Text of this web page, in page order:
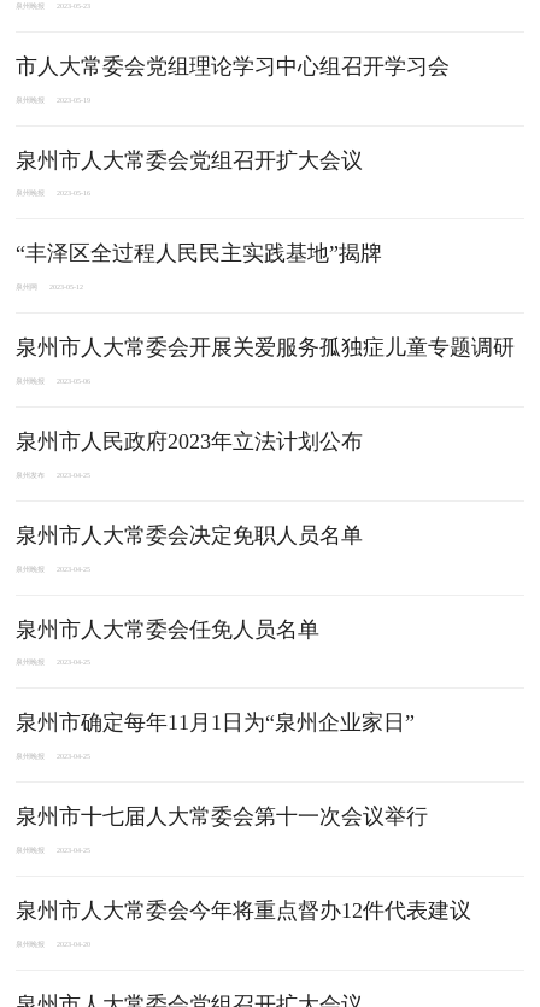
泉州晚报 2023-05-23
市人大常委会党组理论学习中心组召开学习会
泉州晚报 2023-05-19
泉州市人大常委会党组召开扩大会议
泉州晚报 2023-05-16
“丰泽区全过程人民民主实践基地”揭牌
泉州网 2023-05-12
泉州市人大常委会开展关爱服务孤独症儿童专题调研
泉州晚报 2023-05-06
泉州市人民政府2023年立法计划公布
泉州发布 2023-04-25
泉州市人大常委会决定免职人员名单
泉州晚报 2023-04-25
泉州市人大常委会任免人员名单
泉州晚报 2023-04-25
泉州市确定每年11月1日为“泉州企业家日”
泉州晚报 2023-04-25
泉州市十七届人大常委会第十一次会议举行
泉州晚报 2023-04-25
泉州市人大常委会今年将重点督办12件代表建议
泉州晚报 2023-04-20